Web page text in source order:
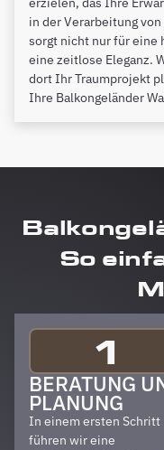
in der Verarbeitung
sorgt nicht nur für eine
eine zeitlose Eleganz.
dort Ihr Traumprojekt
Ihre Balkongeländer
So
1
BERATUNG
PLANUNG
In einem ersten Schritt
führen wir eine